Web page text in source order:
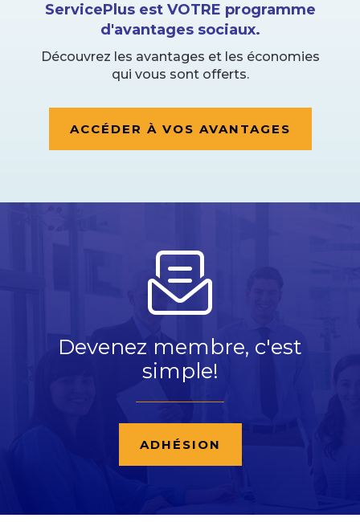
ServicePlus est VOTRE programme
d'avantages sociaux.
Découvrez les avantages et les économies
qui vous sont offerts.
ACCÉDER À VOS AVANTAGES
Devenez membre, c'est
simple!
ADHÉSION